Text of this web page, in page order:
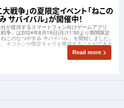
大戦争」の夏限定イベント「ねこの
サバイバル」が開催中！
が提供するスマートフォン向けゲームアプリ
戦争」は2024年8月19日(月)11:00より期間限定
このなつやすみ サバイバル」を開始しました。
ネコカンや限定キャラを獲得することができま
Read more